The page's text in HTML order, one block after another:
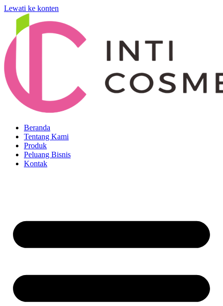
Lewati ke konten
Beranda
Tentang Kami
Produk
Peluang Bisnis
Kontak